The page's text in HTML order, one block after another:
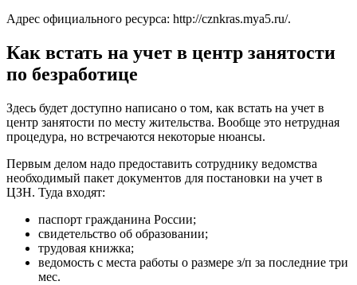
Адрес официального ресурса: http://cznkras.mya5.ru/.
Как встать на учет в центр занятости
по безработице
Здесь будет доступно написано о том, как встать на учет в
центр занятости по месту жительства. Вообще это нетрудная
процедура, но встречаются некоторые нюансы.
Первым делом надо предоставить сотруднику ведомства
необходимый пакет документов для постановки на учет в
ЦЗН. Туда входят:
паспорт гражданина России;
свидетельство об образовании;
трудовая книжка;
ведомость с места работы о размере з/п за последние три
мес.